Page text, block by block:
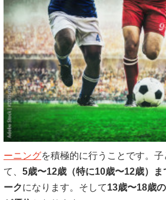
ーニングを積極的に行うことです。
て、 5歳〜12歳（特に10歳〜12歳）
ークになります。そして13歳〜18歳